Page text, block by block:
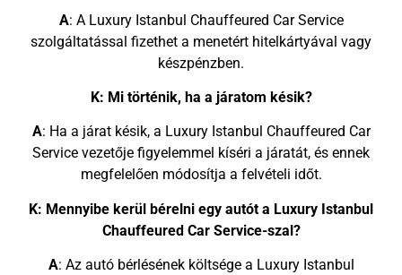
A: A Luxury Istanbul Chauffeured Car Service
szolgáltatással fizethet a menetért hitelkártyával vagy
készpénzben.
K: Mi történik, ha a járatom késik?
A: Ha a járat késik, a Luxury Istanbul Chauffeured Car
Service vezetője figyelemmel kíséri a járatát, és ennek
megfelelően módosítja a felvételi időt.
K: Mennyibe kerül bérelni egy autót a Luxury Istanbul
Chauffeured Car Service-szal?
A: Az autó bérlésének költsége a Luxury Istanbul